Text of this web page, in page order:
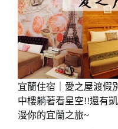
宜蘭住宿｜愛之屋渡假
中樓躺著看星空!!還有
漫你的宜蘭之旅~